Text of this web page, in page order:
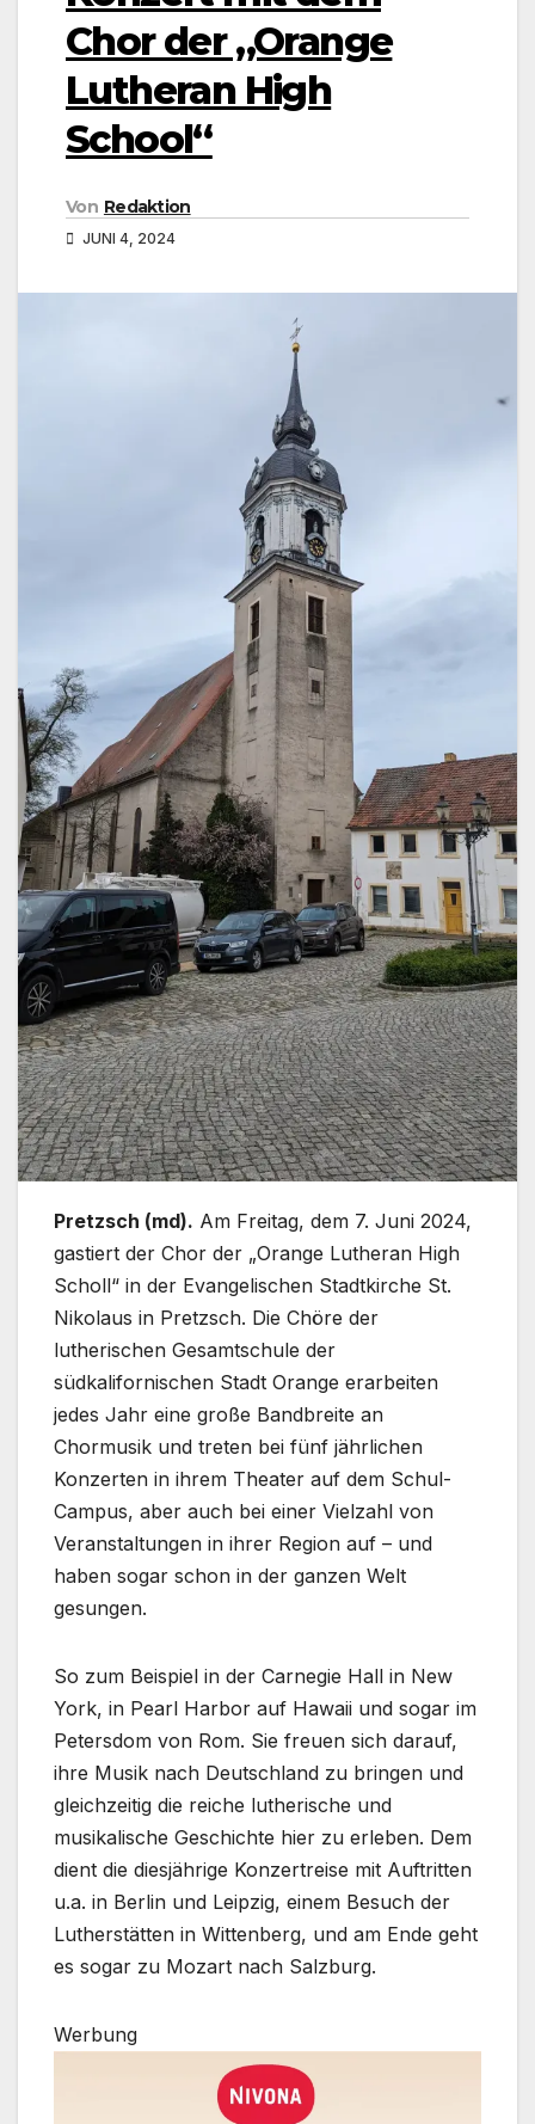
Chor der „Orange
Lutheran High
School“
Von Redaktion
JUNI 4, 2024
Pretzsch (md). Am Freitag, dem 7. Juni 2024,
gastiert der Chor der „Orange Lutheran High
Scholl“ in der Evangelischen Stadtkirche St.
Nikolaus in Pretzsch. Die Chöre der
lutherischen Gesamtschule der
südkalifornischen Stadt Orange erarbeiten
jedes Jahr eine große Bandbreite an
Chormusik und treten bei fünf jährlichen
Konzerten in ihrem Theater auf dem Schul-
Campus, aber auch bei einer Vielzahl von
Veranstaltungen in ihrer Region auf – und
haben sogar schon in der ganzen Welt
gesungen.
So zum Beispiel in der Carnegie Hall in New
York, in Pearl Harbor auf Hawaii und sogar im
Petersdom von Rom. Sie freuen sich darauf,
ihre Musik nach Deutschland zu bringen und
gleichzeitig die reiche lutherische und
musikalische Geschichte hier zu erleben. Dem
dient die diesjährige Konzertreise mit Auftritten
u.a. in Berlin und Leipzig, einem Besuch der
Lutherstätten in Wittenberg, und am Ende geht
es sogar zu Mozart nach Salzburg.
Werbung